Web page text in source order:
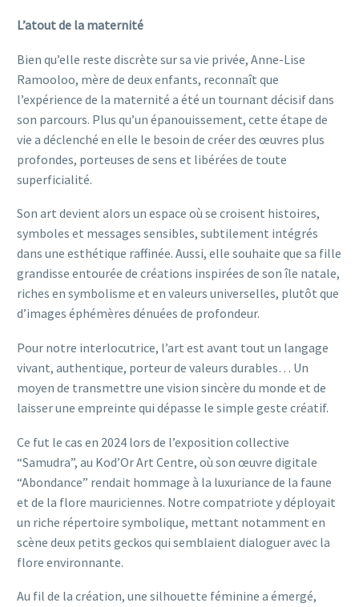
L’atout de la maternité
Bien qu’elle reste discrète sur sa vie privée, Anne-Lise
Ramooloo, mère de deux enfants, reconnaît que
l’expérience de la maternité a été un tournant décisif dans
son parcours. Plus qu’un épanouissement, cette étape de
vie a déclenché en elle le besoin de créer des œuvres plus
profondes, porteuses de sens et libérées de toute
superficialité.
Son art devient alors un espace où se croisent histoires,
symboles et messages sensibles, subtilement intégrés
dans une esthétique raffinée. Aussi, elle souhaite que sa fille
grandisse entourée de créations inspirées de son île natale,
riches en symbolisme et en valeurs universelles, plutôt que
d’images éphémères dénuées de profondeur.
Pour notre interlocutrice, l’art est avant tout un langage
vivant, authentique, porteur de valeurs durables… Un
moyen de transmettre une vision sincère du monde et de
laisser une empreinte qui dépasse le simple geste créatif.
Ce fut le cas en 2024 lors de l’exposition collective
“Samudra”, au Kod’Or Art Centre, où son œuvre digitale
“Abondance” rendait hommage à la luxuriance de la faune
et de la flore mauriciennes. Notre compatriote y déployait
un riche répertoire symbolique, mettant notamment en
scène deux petits geckos qui semblaient dialoguer avec la
flore environnante.
Au fil de la création, une silhouette féminine a émergé,